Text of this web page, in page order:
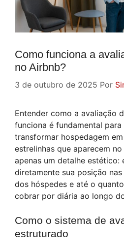
Como funciona a
no Airbnb?
3 de outubro de 2025 Por
Entender como a avaliação
funciona é fundamental para
transformar hospedagem
estrelinhas que aparecem
apenas um detalhe estético:
diretamente sua posição
dos hóspedes e até o
cobrar por diária ao longo
Como o sistema de
estruturado